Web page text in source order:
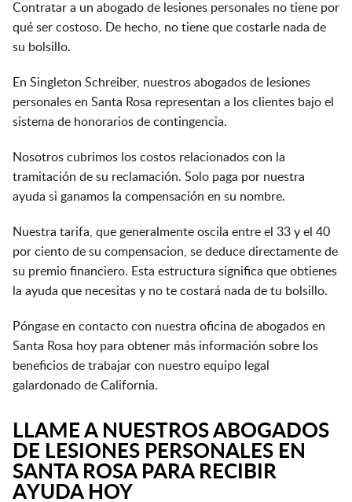
Contratar a un abogado de lesiones personales no tiene por
qué ser costoso. De hecho, no tiene que costarle nada de
su bolsillo.
En Singleton Schreiber, nuestros abogados de lesiones
personales en Santa Rosa representan a los clientes bajo el
sistema de honorarios de contingencia.
Nosotros cubrimos los costos relacionados con la
tramitación de su reclamación. Solo paga por nuestra
ayuda si ganamos la compensación en su nombre.
Nuestra tarifa, que generalmente oscila entre el 33 y el 40
por ciento de su compensacion, se deduce directamente de
su premio financiero. Esta estructura significa que obtienes
la ayuda que necesitas y no te costará nada de tu bolsillo.
Póngase en contacto con nuestra oficina de abogados en
Santa Rosa hoy para obtener más información sobre los
beneficios de trabajar con nuestro equipo legal
galardonado de California.
LLAME A NUESTROS ABOGADOS
DE LESIONES PERSONALES EN
SANTA ROSA PARA RECIBIR
AYUDA HOY